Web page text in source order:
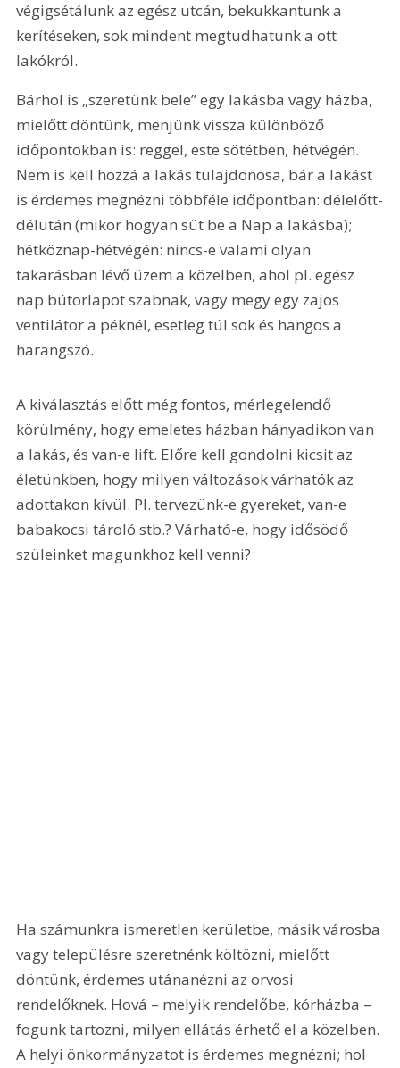
végigsétálunk az egész utcán, bekukkantunk a
kerítéseken, sok mindent megtudhatunk a ott
lakókról.
Bárhol is „szeretünk bele” egy lakásba vagy házba,
mielőtt döntünk, menjünk vissza különböző
időpontokban is: reggel, este sötétben, hétvégén.
Nem is kell hozzá a lakás tulajdonosa, bár a lakást
is érdemes megnézni többféle időpontban: délelőtt-
délután (mikor hogyan süt be a Nap a lakásba);
hétköznap-hétvégén: nincs-e valami olyan
takarásban lévő üzem a közelben, ahol pl. egész
nap bútorlapot szabnak, vagy megy egy zajos
ventilátor a péknél, esetleg túl sok és hangos a
harangszó.
A kiválasztás előtt még fontos, mérlegelendő
körülmény, hogy emeletes házban hányadikon van
a lakás, és van-e lift. Előre kell gondolni kicsit az
életünkben, hogy milyen változások várhatók az
adottakon kívül. Pl. tervezünk-e gyereket, van-e
babakocsi tároló stb.? Várható-e, hogy idősödő
szüleinket magunkhoz kell venni?
Ha számunkra ismeretlen kerületbe, másik városba
vagy településre szeretnénk költözni, mielőtt
döntünk, érdemes utánanézni az orvosi
rendelőknek. Hová – melyik rendelőbe, kórházba –
fogunk tartozni, milyen ellátás érhető el a közelben.
A helyi önkormányzatot is érdemes megnézni; hol